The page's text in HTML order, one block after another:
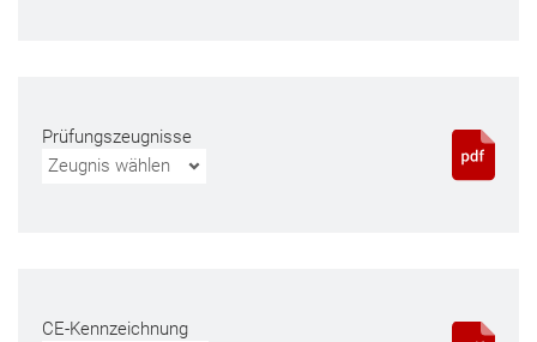
Prüfungszeugnisse
Zeugnis wählen
CE-Kennzeichnung